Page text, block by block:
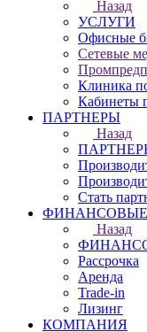
Назад
УСЛУГИ
Офисные
Сетевые
Клиника
Кабинеты
ПАРТНЕРЫ
Назад
Стать
Назад
Рассрочка
Аренда
Trade-in
Лизинг
КОМПАНИЯ